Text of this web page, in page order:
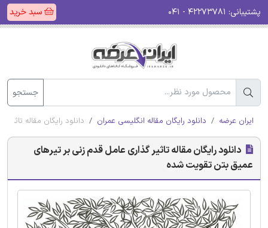
پشتیبانی: سبد خرید
جستجو
ایران عرضه دانلود رایگان مقاله انگلیسی عمران دانلود رایگان مقاله
دانلود رایگان مقاله تاثیر گذاری عامل قدم زنی بر تیرهای
عمیق بتن تقویت شده